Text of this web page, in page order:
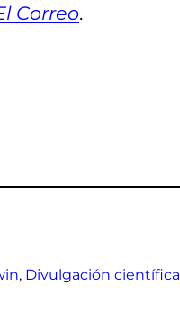
Correo.
, Divulgación científica